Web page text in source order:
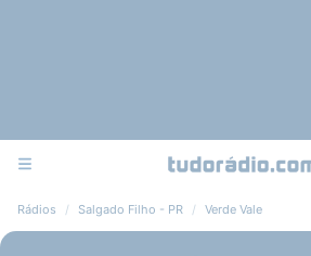
Rádios Salgado Filho - PR Verde Vale